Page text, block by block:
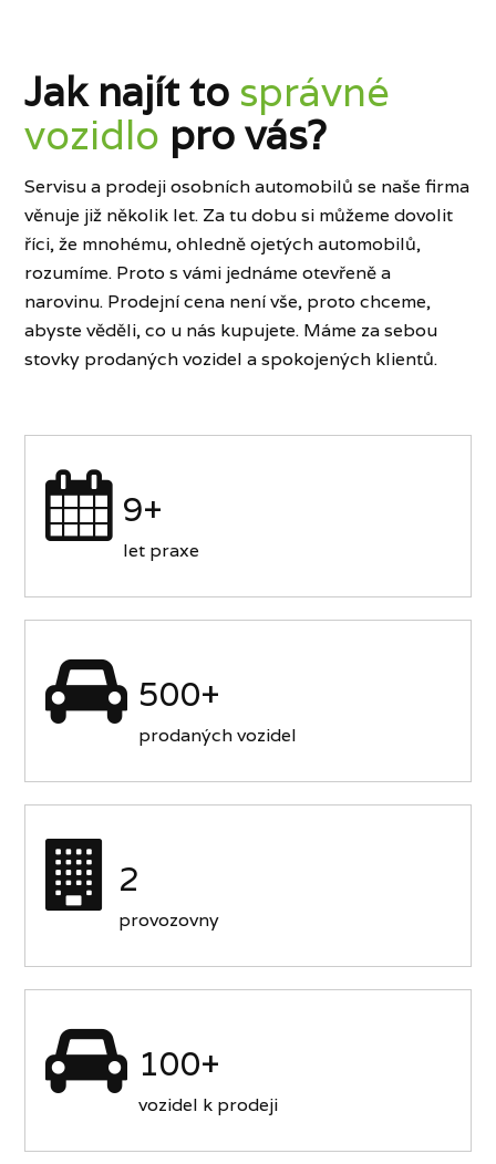
Jak najít to správné
vozidlo pro vás?
Servisu a prodeji osobních automobilů se naše firma
věnuje již několik let. Za tu dobu si můžeme dovolit
říci, že mnohému, ohledně ojetých automobilů,
rozumíme. Proto s vámi jednáme otevřeně a
narovinu. Prodejní cena není vše, proto chceme,
abyste věděli, co u nás kupujete. Máme za sebou
stovky prodaných vozidel a spokojených klientů.
9+
let praxe
500+
prodaných vozidel
2
provozovny
100+
vozidel k prodeji